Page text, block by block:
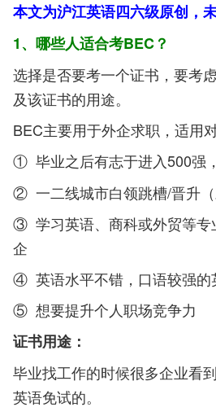
本文为沪江英语四六级原创，
1、 哪些人适合考BEC？
选择是否要考一个证书，要考
及该证书的用途。
BEC主要用于外企求职，适用
① 毕业之后有志于进入500强，
② 一二线城市白领跳槽/晋升（
③ 学习英语、商科或外贸等专
企
④ 英语水平不错，口语较强的
⑤ 想要提升个人职场竞争力
证书用途：
毕业找工作的时候很多企业看
英语免试的。